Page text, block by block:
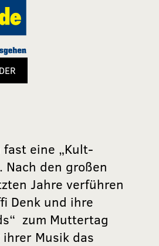
eine „Kult-
Nach den großen
Jahre verführen
Denk und ihre
zum Muttertag
Musik das